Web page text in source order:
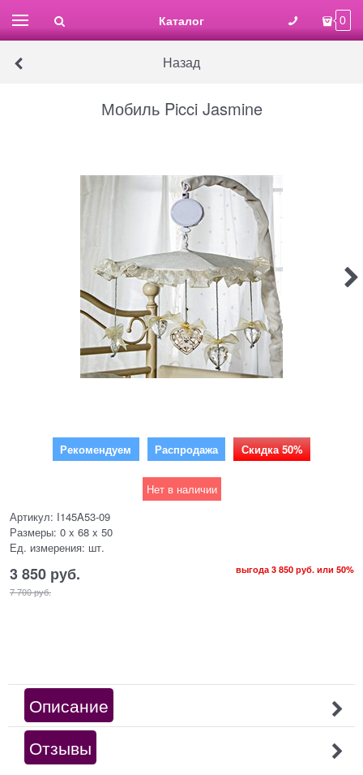
Каталог 0
Назад
Мобиль Picci Jasmine
Рекомендуем Распродажа Скидка 50%
Нет в наличии
Артикул: I145A53-09
Размеры: 0 x 68 x 50
Ед. измерения: шт.
7 700 руб.
3 850 руб. выгода 3 850 руб.или 50%
Описание
Отзывы